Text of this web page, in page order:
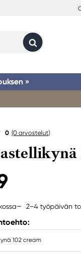
»
0 (0 arvostelut)
2–4 työpäivän
102 cream